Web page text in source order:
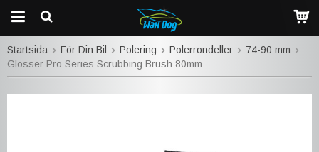
Startsida För Din Bil Polering Polerrondeller
74-90 mm
Glosser Pro Series Scrubbing Brush 80mm